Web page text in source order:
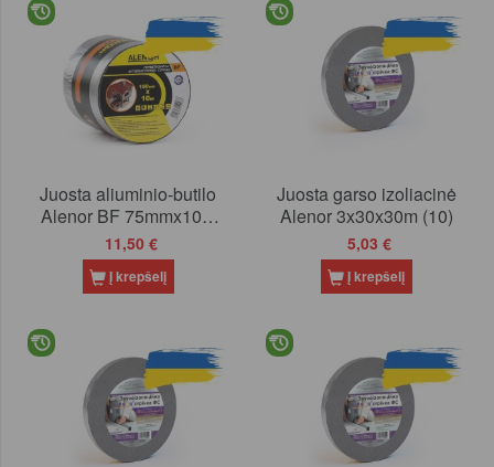
Juosta aliuminio-butilo
Alenor BF 75mmx10m
(12)
11,50 €
Į krepšelį
Juosta garso izoliacinė
Alenor 3x30x30m (10)
5,03 €
Į krepšelį